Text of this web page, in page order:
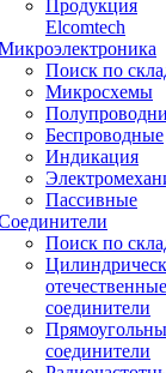
Продукция
Elcomtech
Поиск по
Микросхемы
Беспроводные
Индикация
Пассивные
Поиск по
отечественные
соединители
соединители